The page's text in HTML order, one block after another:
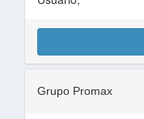
Grupo Promax